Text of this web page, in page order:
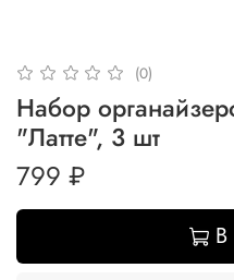
(0)
Набор
"Латте", 3 шт
799 ₽
В